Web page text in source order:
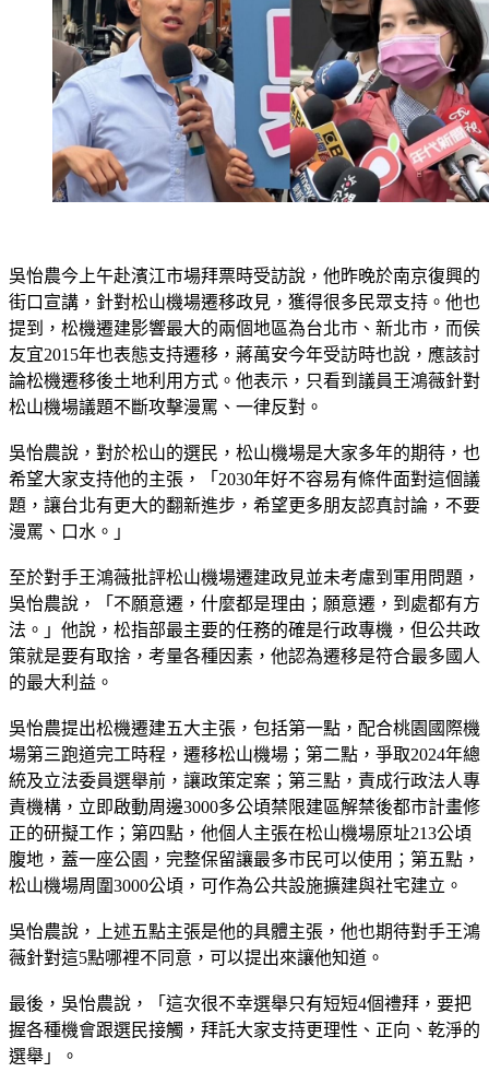
吳怡農今上午赴濱江市場拜票時受訪說，他昨晚於南京復興的
街口宣講，針對松山機場遷移政見，獲得很多民眾支持。他也
提到，松機遷建影響最大的兩個地區為台北市、新北市，而侯
友宜2015年也表態支持遷移，蔣萬安今年受訪時也說，應該討
論松機遷移後土地利用方式。他表示，只看到議員王鴻薇針對
松山機場議題不斷攻擊漫罵、一律反對。
吳怡農說，對於松山的選民，松山機場是大家多年的期待，也
希望大家支持他的主張，「2030年好不容易有條件面對這個議
題，讓台北有更大的翻新進步，希望更多朋友認真討論，不要
漫罵、口水。」
至於對手王鴻薇批評松山機場遷建政見並未考慮到軍用問題，
吳怡農說，「不願意遷，什麼都是理由；願意遷，到處都有方
法。」他說，松指部最主要的任務的確是行政專機，但公共政
策就是要有取捨，考量各種因素，他認為遷移是符合最多國人
的最大利益。
吳怡農提出松機遷建五大主張，包括第一點，配合桃園國際機
場第三跑道完工時程，遷移松山機場；第二點，爭取2024年總
統及立法委員選舉前，讓政策定案；第三點，責成行政法人專
責機構，立即啟動周邊3000多公頃禁限建區解禁後都市計畫修
正的研擬工作；第四點，他個人主張在松山機場原址213公頃
腹地，蓋一座公園，完整保留讓最多市民可以使用；第五點，
松山機場周圍3000公頃，可作為公共設施擴建與社宅建立。
吳怡農說，上述五點主張是他的具體主張，他也期待對手王鴻
薇針對這5點哪裡不同意，可以提出來讓他知道。
最後，吳怡農說，「這次很不幸選舉只有短短4個禮拜，要把
握各種機會跟選民接觸，拜託大家支持更理性、正向、乾淨的
選舉」。